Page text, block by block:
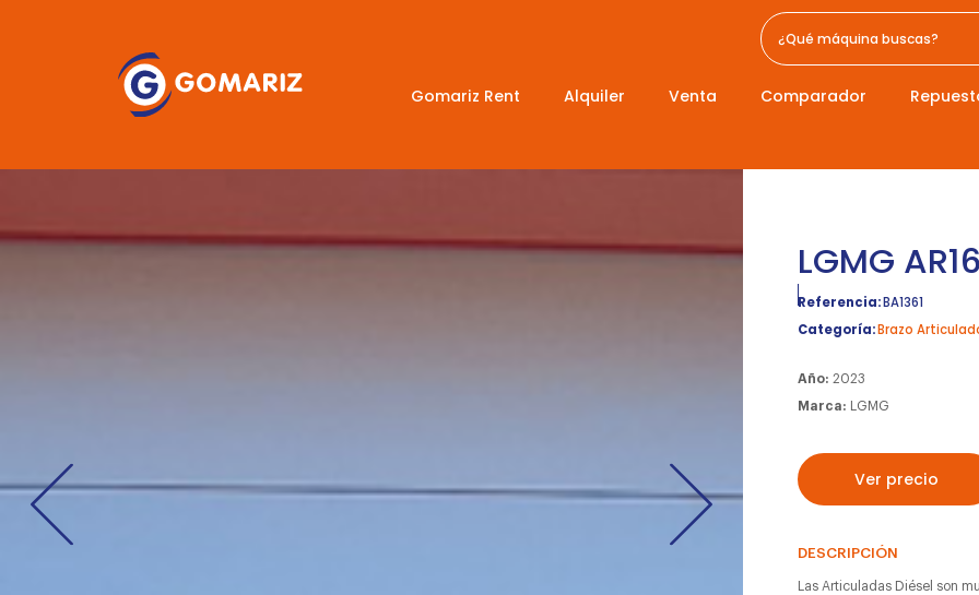
Gomariz Rent Alquiler Venta Comparador
LGMG
Referencia:BA1361
Categoría:Brazo
Año:2023
Marca: LGMG
Ver precio
DESCRIPCIÓN
Las Articuladas Diésel son